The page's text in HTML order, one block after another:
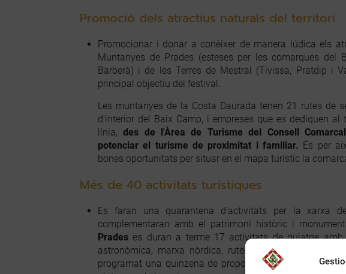
Promoció dels atractius naturals del territori
Promocionar i donar a conèixer de manera lúdica els
Muntanyes de Prades (esteses per les comarques
Barberà) i de les Terres de Mestral (Tivissa, Pratdip i
principal objectiu del festival.
Les muntanyes de la Costa Daurada tenen 21 rutes de
d'interior del Baix Camp, i empreses que es dediquen
línia, des de l'Àrea de Turisme del Consell
potenciar el turisme de proximitat i familiar. És per
bones oportunitats per situar en el mapa turístic la
Més de 40 activitats turístiques
Es faran una quarantena d'activitats per la xarxa
complementaran amb el patrimoni històric i
Prades es duran a terme 17 activitats de guiatge amb
astronòmica, marxa nòrdica, rutes a cavall i moltes
programat una quinzena de propostes com descoberta